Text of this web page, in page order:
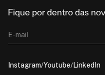
Fique por dentro das
E-mail
Instagram Youtube LinkedIn